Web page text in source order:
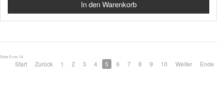
Seite 5 von 14
Start Zurück 1 2 3 4 5 6 7 8 9 10 Weiter Ende